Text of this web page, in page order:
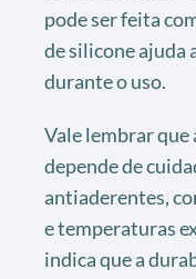
pode ser feita
de silicone ajuda
durante o uso.
Vale lembrar
depende de
antiaderentes,
e temperaturas
indica que a